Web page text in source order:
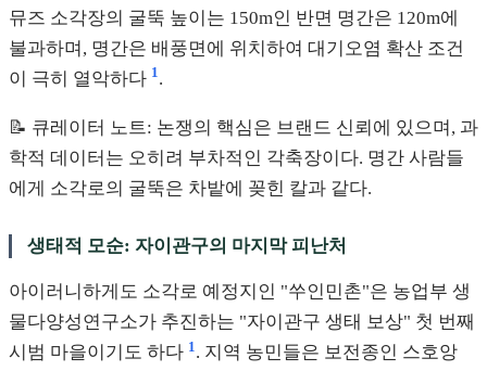
뮤즈 소각장의 굴뚝 높이는 150m인 반면 명간은 120m에
불과하며, 명간은 배풍면에 위치하여 대기오염 확산 조건
이 극히 열악하다 1.
📝 큐레이터 노트: 논쟁의 핵심은 브랜드 신뢰에 있으며, 과
학적 데이터는 오히려 부차적인 각축장이다. 명간 사람들
에게 소각로의 굴뚝은 차밭에 꽂힌 칼과 같다.
생태적 모순: 자이관구의 마지막 피난처
아이러니하게도 소각로 예정지인 "쑤인민촌"은 농업부 생
물다양성연구소가 추진하는 "자이관구 생태 보상" 첫 번째
시범 마을이기도 하다 1 . 지역 농민들은 보전종인 스호앙